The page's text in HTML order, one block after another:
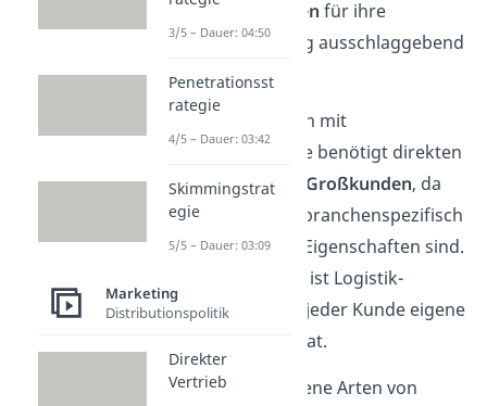
rationale Kriterien für ihre
Kaufentscheidung ausschlaggebend
sind.
Das Unternehmen mit
Verkaufsinteresse benötigt direkten
Kontakt mit dem
Großkunden, da
die Produkte oft branchenspezifisch
mit individuellen Eigenschaften sind.
Ein Beispiel dafür ist Logistik-
Software, für die jeder Kunde eigene
Anforderungen hat.
Es gibt verschiedene Arten von
3/5 – Dauer: 04:50
Penetrationsst
rategie
4/5 – Dauer: 03:42
Skimmingstrat
egie
5/5 – Dauer: 03:09
Marketing
Distributionspolitik
Direkter
Vertrieb